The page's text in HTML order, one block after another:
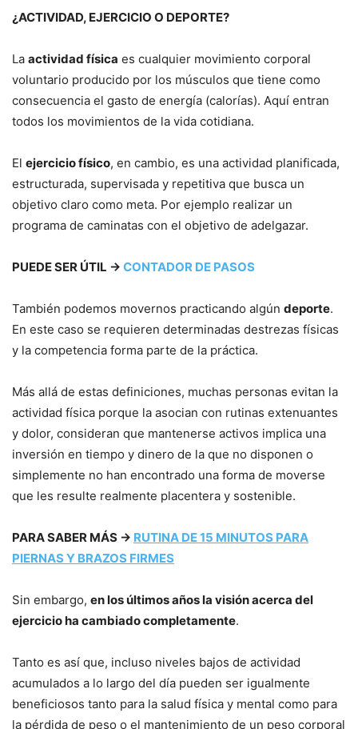
¿ACTIVIDAD, EJERCICIO O DEPORTE?
La actividad física es cualquier movimiento corporal
voluntario producido por los músculos que tiene como
consecuencia el gasto de energía (calorías). Aquí entran
todos los movimientos de la vida cotidiana.
El ejercicio físico, en cambio, es una actividad planificada,
estructurada, supervisada y repetitiva que busca un
objetivo claro como meta. Por ejemplo realizar un
programa de caminatas con el objetivo de adelgazar.
PUEDE SER ÚTIL → CONTADOR DE PASOS
También podemos movernos practicando algún deporte.
En este caso se requieren determinadas destrezas físicas
y la competencia forma parte de la práctica.
Más allá de estas definiciones, muchas personas evitan la
actividad física porque la asocian con rutinas extenuantes
y dolor, consideran que mantenerse activos implica una
inversión en tiempo y dinero de la que no disponen o
simplemente no han encontrado una forma de moverse
que les resulte realmente placentera y sostenible.
PARA SABER MÁS → RUTINA DE 15 MINUTOS PARA
PIERNAS Y BRAZOS FIRMES
Sin embargo, en los últimos años la visión acerca del
ejercicio ha cambiado completamente.
Tanto es así que, incluso niveles bajos de actividad
acumulados a lo largo del día pueden ser igualmente
beneficiosos tanto para la salud física y mental como para
la pérdida de peso o el mantenimiento de un peso corporal